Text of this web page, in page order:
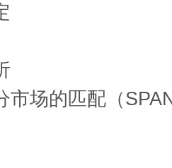
市场的匹配（